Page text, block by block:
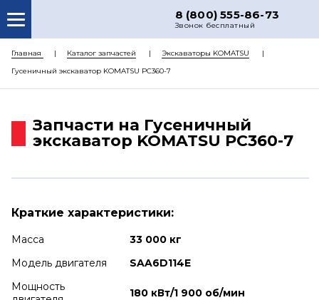
8 (800) 555-86-73
Звонок бесплатный
О НАС
КАТАЛОГ ЗАПЧАСТЕЙ
ДОСТАВКА
Главная Каталог запчастей
Экскаваторы KOMATSU
Гусеничный экскаватор KOMATSU PC360-7
Запчасти на Гусеничный
экскаватор KOMATSU PC360-7
Краткие характеристики:
Масса
33 000 кг
Модель двигателя
SAA6D114E
Мощность
180 кВт/1 900 об/мин